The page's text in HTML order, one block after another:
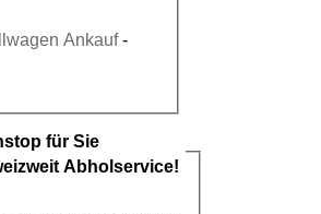
Ankauf-
für Sie
Abholservice!